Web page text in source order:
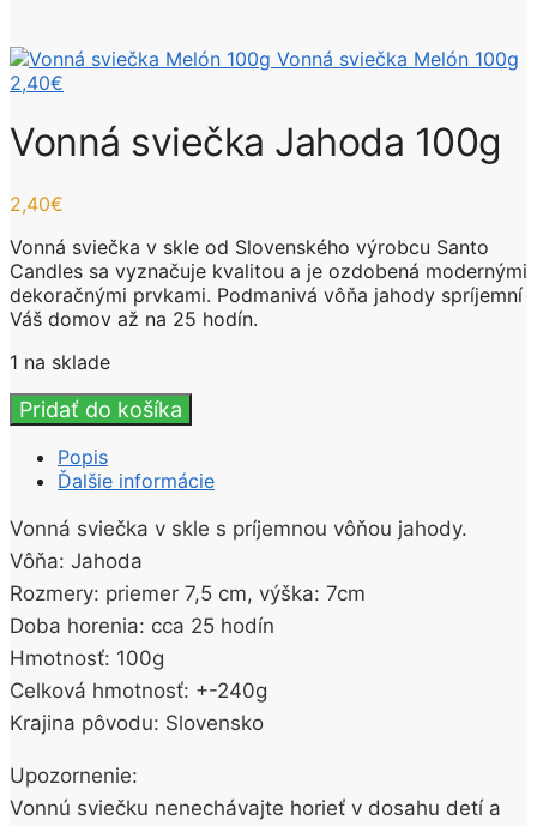
Vonná sviečka Melón 100g
2,40€
Vonná sviečka Jahoda 100g
2,40€
Vonná sviečka v skle od Slovenského výrobcu Santo
Candles sa vyznačuje kvalitou a je ozdobená modernými
dekoračnými prvkami. Podmanivá vôňa jahody spríjemní
Váš domov až na 25 hodín.
1 na sklade
množstvo
Vonná
sviečka
Jahoda
Pridať do košíka
Popis
Ďalšie informácie
Vonná sviečka v skle s príjemnou vôňou jahody.
Vôňa: Jahoda
Rozmery: priemer 7,5 cm, výška: 7cm
Doba horenia: cca 25 hodín
Hmotnosť: 100g
Celková hmotnosť: +-240g
Krajina pôvodu: Slovensko
Upozornenie:
Vonnú sviečku nenechávajte horieť v dosahu detí a